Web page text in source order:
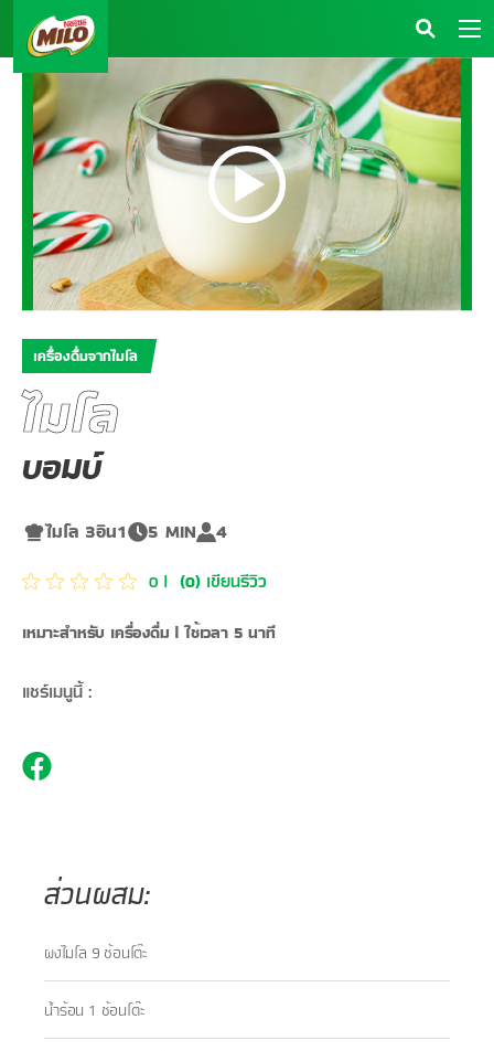
เครื่องดื่มจากไมโล
ไมโล
บอมบ์
ไมโล 3อิน1 5 MIN 4
0 | (0) เขียนรีวิว
เหมาะสำหรับ เครื่องดื่ม | ใช้เวลา 5 นาที
แชร์เมนูนี้ :
ส่วนผสม:
​​ผงไมโล 9 ช้อนโต๊ะ​
​​น้ำร้อน 1 ช้อนโต๊ะ​